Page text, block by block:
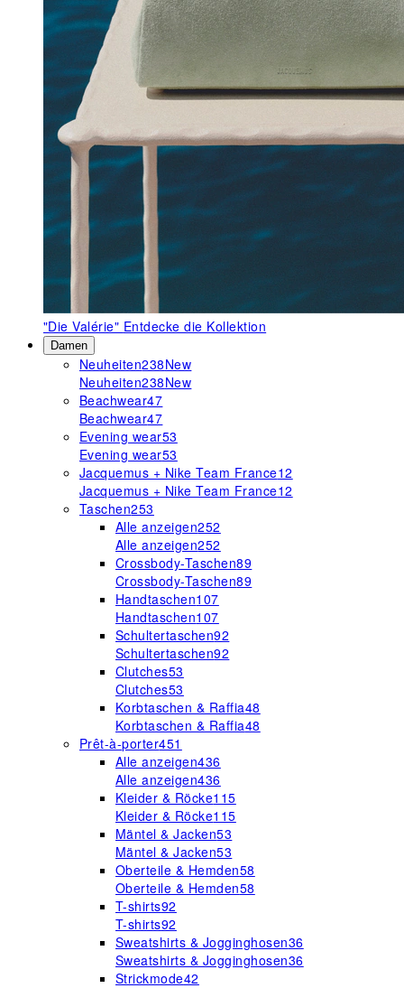
"Die Valérie" Entdecke die Kollektion
Damen
Neuheiten238New
Neuheiten238New
Beachwear47
Beachwear47
Evening wear53
Evening wear53
Jacquemus + Nike Team France12
Jacquemus + Nike Team France12
Taschen253
Alle anzeigen252
Alle anzeigen252
Crossbody-Taschen89
Crossbody-Taschen89
Handtaschen107
Handtaschen107
Schultertaschen92
Schultertaschen92
Clutches53
Clutches53
Korbtaschen & Raffia48
Korbtaschen & Raffia48
Prêt-à-porter451
Alle anzeigen436
Alle anzeigen436
Kleider & Röcke115
Kleider & Röcke115
Mäntel & Jacken53
Mäntel & Jacken53
Oberteile & Hemden58
Oberteile & Hemden58
T-shirts92
T-shirts92
Sweatshirts & Jogginghosen36
Sweatshirts & Jogginghosen36
Strickmode42